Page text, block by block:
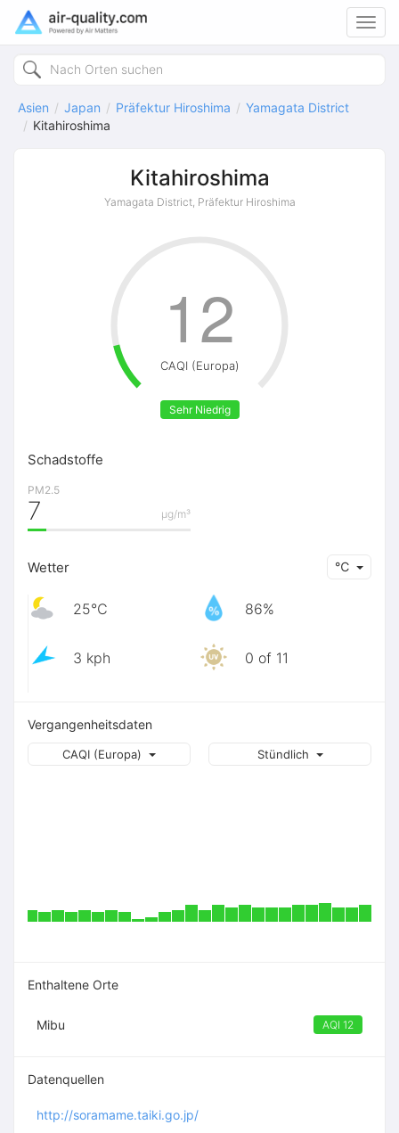
Asien Japan Präfektur Hiroshima
Yamagata District
Kitahiroshima
Kitahiroshima
Yamagata District, Präfektur Hiroshima
CAQI (Europa)
Sehr Niedrig
12
Schadstoffe
PM2.5
μg/m³
7
Wetter ℃
25℃ 86%
3 kph 0 of 11
Vergangenheitsdaten
Stündlich
CAQI (Europa)
Enthaltene Orte
Mibu AQI 12
Datenquellen
http://soramame.taiki.go.jp/